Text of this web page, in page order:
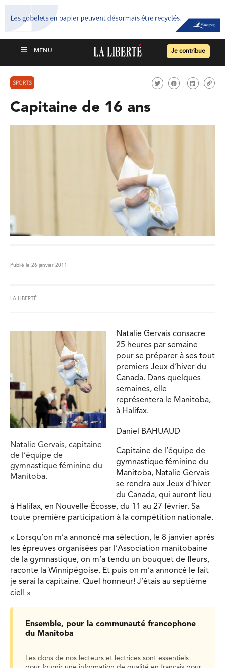
Je contribue
SPORTS
Capitaine de 16 ans
Publié le 26 janvier 2011
LA LIBERTÉ
Natalie Gervais, capitaine
de l’équipe de
gymnastique féminine du
Manitoba.
Natalie Gervais consacre
25 heures par semaine
pour se préparer à ses tout
premiers Jeux d’hiver du
Canada. Dans quelques
semaines, elle
représentera le Manitoba,
à Halifax.
Daniel BAHUAUD
Capitaine de l’équipe de
gymnastique féminine du
Manitoba, Natalie Gervais
se rendra aux Jeux d’hiver
du Canada, qui auront lieu
à Halifax, en Nouvelle-Écosse, du 11 au 27 février. Sa
toute première participation à la compétition nationale.
« Lorsqu’on m’a annoncé ma sélection, le 8 janvier après
les épreuves organisées par l’Association manitobaine
de la gymnastique, on m’a tendu un bouquet de fleurs,
raconte la Winnipégoise. Et puis on m’a annoncé le fait
je serai la capitaine. Quel honneur! J’étais au septième
ciel! »
Ensemble, pour la communauté francophone
du Manitoba
Les dons de nos lecteurs et lectrices sont essentiels